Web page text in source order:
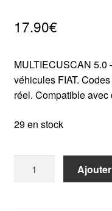
17.90€
MULTIECUSCAN 5.0
véhicules FIAT.
réel. Compatible
29 en stock